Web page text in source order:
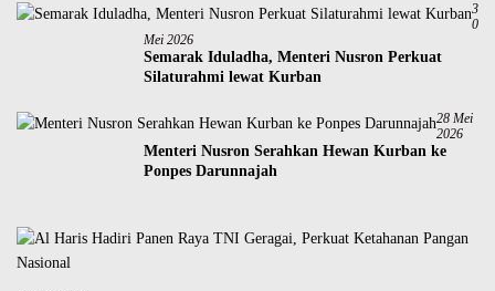
3
0
Mei 2026
Semarak Iduladha, Menteri Nusron Perkuat
Silaturahmi lewat Kurban
28 Mei
2026
Menteri Nusron Serahkan Hewan Kurban ke
Ponpes Darunnajah